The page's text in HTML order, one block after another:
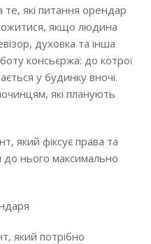
те, які питання орендар
якщо людина
духовка та інша
консьєржа: до котрої
у будинку вночі.
які планують
який фіксує права та
до нього максимально
який потрібно